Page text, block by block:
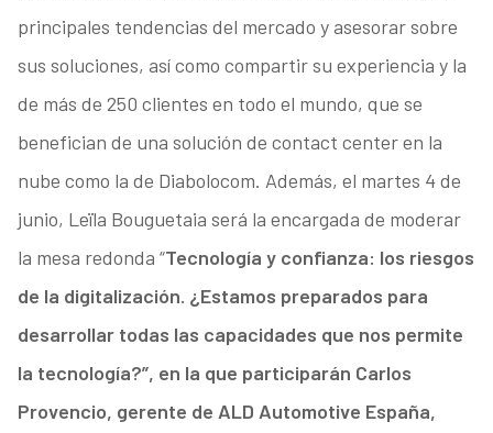
principales tendencias del mercado y asesorar sobre
sus soluciones, así como compartir su experiencia y la
de más de 250 clientes en todo el mundo, que se
benefician de una solución de contact center en la
nube como la de Diabolocom. Además, el martes 4 de
junio, Leïla Bouguetaia será la encargada de moderar
la mesa redonda “Tecnología y confianza: los riesgos
de la digitalización. ¿Estamos preparados para
desarrollar todas las capacidades que nos permite
la tecnología?”, en la que participarán Carlos
Provencio, gerente de ALD Automotive España,